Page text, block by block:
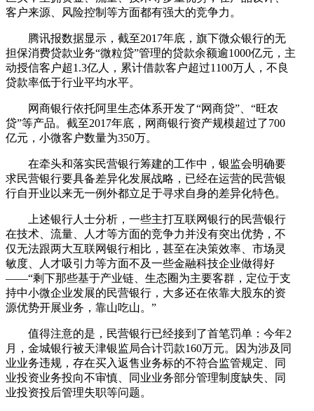
客户来源、风险控制等方面都有强大的竞争力。
腾讯报数据显示，截至2017年底，旗下微众银行的无
担保消费贷款业务“微粒贷”管理的贷款余额逾1000亿元，主
动授信客户超1.3亿人，累计借款客户超过1100万人，不良
贷款率低于行业平均水平。
网商银行依托阿里生态体系开发了“网商贷”、“旺农
贷”等产品。截至2017年底，网商银行资产规模超过了700
亿元，小微客户数量为350万。
在牵头和落实民营银行筹建的工作中，银监会明确要
求民营银行要具备差异化发展战略，已经在运营的民营银
行自开业以来无一例外都立足于寻求自身的差异化特色。
上述银行人士分析，一些主打互联网银行的民营银行
在技术、流量、人才等方面的竞争力并没有突出优势，不
仅无法跟两大互联网银行相比，甚至在决策效率、市场灵
敏度、人才吸引力等方面不及一些金融科技企业做得好
——“剩下那些基于产业链、生态圈为主要客群，定位于支
持中小微企业发展的民营银行，大多还在依靠大股东的资
源优势开展业务，靠山吃山。”
值得注意的是，民营银行已经接到了首笔罚单：今年2
月，金城银行被天津银监局合计罚款160万元。因为涉及同
业业务违规，存在买入返售业务标的不符合监管规定、同
业投资业务投向不审慎、同业业务部分管理制度缺失、同
业投资投后管理失职等问题。